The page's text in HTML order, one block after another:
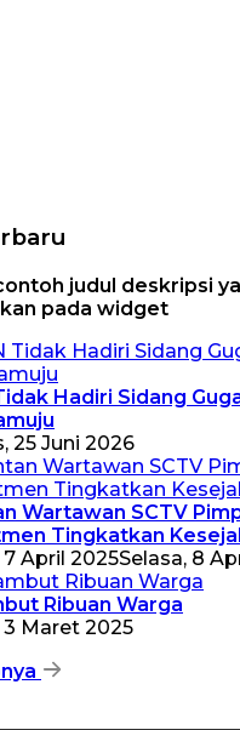
judul deskripsi
pada widget
Hadiri Sidang
25 Juni 2026
Wartawan SCTV
Tingkatkan
7 April 2025Selasa, 8
Ribuan Warga
3 Maret 2025